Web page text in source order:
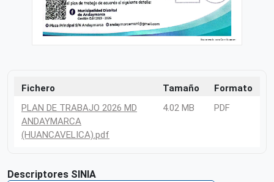
Fichero Tamaño
Formato
PLAN DE TRABAJO 2026 MD
ANDAYMARCA
(HUANCAVELICA).pdf
4.02 MB PDF
Descriptores SINIA